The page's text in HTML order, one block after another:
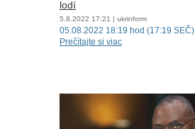
lodí
5.8.2022 17:21 | ukrinform
05.08.2022 18:19 hod (17:19 SEČ)
Prečítajte si viac